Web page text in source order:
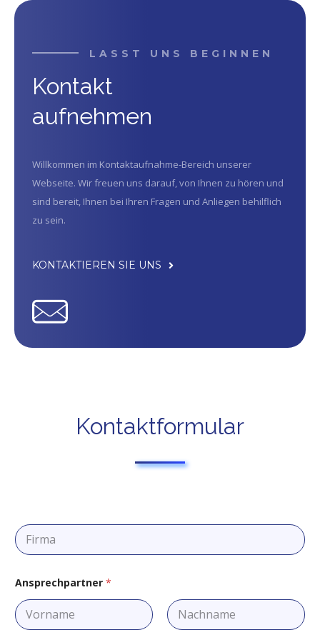
LASST UNS BEGINNEN
Kontakt
aufnehmen
Willkommen im Kontaktaufnahme-Bereich unserer
Webseite. Wir freuen uns darauf, von Ihnen zu hören und
sind bereit, Ihnen bei Ihren Fragen und Anliegen behilflich
zu sein.
KONTAKTIEREN SIE UNS
Kontaktformular
F
i
r
a
Ansprechpartner *